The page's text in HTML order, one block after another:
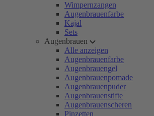
Wimpernzangen
Augenbrauenfarbe
Kajal
Sets
Augenbrauen
Alle anzeigen
Augenbrauenfarbe
Augenbrauengel
Augenbrauenpomade
Augenbrauenpuder
Augenbrauenstifte
Augenbrauenscheren
Pinzetten